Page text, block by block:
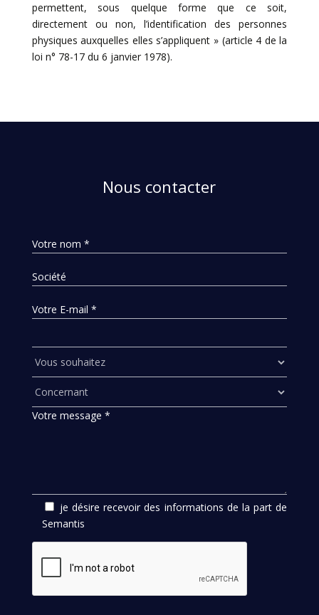
permettent, sous quelque forme que ce soit,
directement ou non, l’identification des personnes
physiques auxquelles elles s’appliquent » (article 4 de la
loi n° 78-17 du 6 janvier 1978).
Nous contacter
Votre nom *
Société
Votre E-mail *
Votre message *
je désire recevoir des informations de la part de
Semantis